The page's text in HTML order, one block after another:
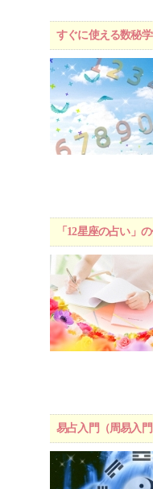
すぐに使える数秘学
「12星座の占い」
易占入門（周易入門